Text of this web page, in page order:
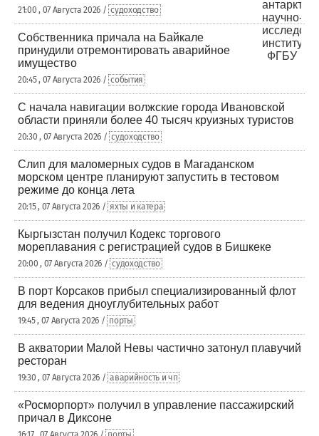
21:00 , 07 Августа 2026 / судоходство
Собственника причала на Байкале
принудили отремонтировать аварийное
имущество
20:45 , 07 Августа 2026 / события
С начала навигации волжские города Ивановской
области приняли более 40 тысяч круизных туристов
20:30 , 07 Августа 2026 / судоходство
Слип для маломерных судов в Магаданском
морском центре планируют запустить в тестовом
режиме до конца лета
20:15 , 07 Августа 2026 / яхты и катера
Кыргызстан получил Кодекс торгового
мореплавания с регистрацией судов в Бишкеке
20:00 , 07 Августа 2026 / судоходство
В порт Корсаков прибыл специализированный флот
для ведения дноуглубительных работ
19:45 , 07 Августа 2026 / порты
В акватории Малой Невы частично затонул плавучий
ресторан
19:30 , 07 Августа 2026 / аварийность и чп
«Росморпорт» получил в управление пассажирский
причал в Диксоне